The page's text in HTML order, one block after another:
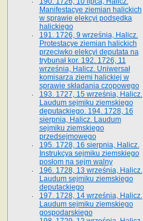
Manifestacye ziemian halickich
w sprawie elekcyi podsędka
halickiego
191. 1726, 9 września, Halicz.
Protestacye ziemian halickich
przeciwko elekcyi deputata na
trybunał kor. 192. 1726, 11
września, Halicz. Uniwersał
komisarza ziemi halickiej w
sprawie składania czopowego
193. 1727, 15 września, Halicz.
Laudum sejmiku ziemskiego
deputackiego. 194. 1728, 16
sierpnia, Halicz. Laudum
sejmiku ziemskiego
przedsejmowego
195. 1728, 16 sierpnia, Halicz.
Instrukcya sejmiku ziemskiego
posłom na sejm walny
196. 1728, 13 września, Halicz.
Laudum sejmiku ziemskiego
deputackiego
197. 1728, 14 września, Halicz.
Laudum sejmiku ziemskiego
gospodarskiego